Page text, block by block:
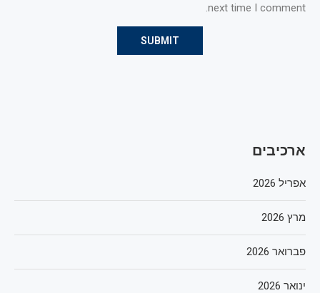
next time I comment.
ארכיבים
אפריל 2026
מרץ 2026
פברואר 2026
ינואר 2026